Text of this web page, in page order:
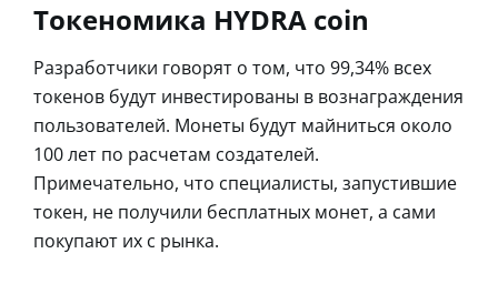
Токеномика HYDRA coin
Разработчики говорят о том, что 99,34% всех
токенов будут инвестированы в вознаграждения
пользователей. Монеты будут майниться около
100 лет по расчетам создателей.
Примечательно, что специалисты, запустившие
токен, не получили бесплатных монет, а сами
покупают их с рынка.